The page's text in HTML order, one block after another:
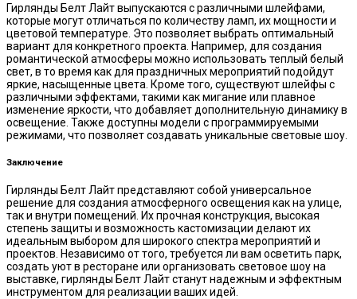
Гирлянды Белт Лайт выпускаются с различными шлейфами,
которые могут отличаться по количеству ламп, их мощности и
цветовой температуре. Это позволяет выбрать оптимальный
вариант для конкретного проекта. Например, для создания
романтической атмосферы можно использовать теплый белый
свет, в то время как для праздничных мероприятий подойдут
яркие, насыщенные цвета. Кроме того, существуют шлейфы с
различными эффектами, такими как мигание или плавное
изменение яркости, что добавляет дополнительную динамику в
освещение. Также доступны модели с программируемыми
режимами, что позволяет создавать уникальные световые шоу.
Заключение
Гирлянды Белт Лайт представляют собой универсальное
решение для создания атмосферного освещения как на улице,
так и внутри помещений. Их прочная конструкция, высокая
степень защиты и возможность кастомизации делают их
идеальным выбором для широкого спектра мероприятий и
проектов. Независимо от того, требуется ли вам осветить парк,
создать уют в ресторане или организовать световое шоу на
выставке, гирлянды Белт Лайт станут надежным и эффектным
инструментом для реализации ваших идей.